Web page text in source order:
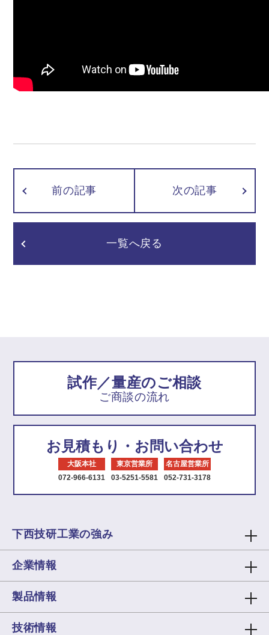
前の記事 次の記事
一覧へ戻る
試作／量産のご相談
ご商談の流れ
お見積もり・お問い合わせ
大阪本社
072-966-6131
東京営業所
03-5251-5581
名古屋営業所
052-731-3178
下西技研工業の強み
企業情報
製品情報
技術情報